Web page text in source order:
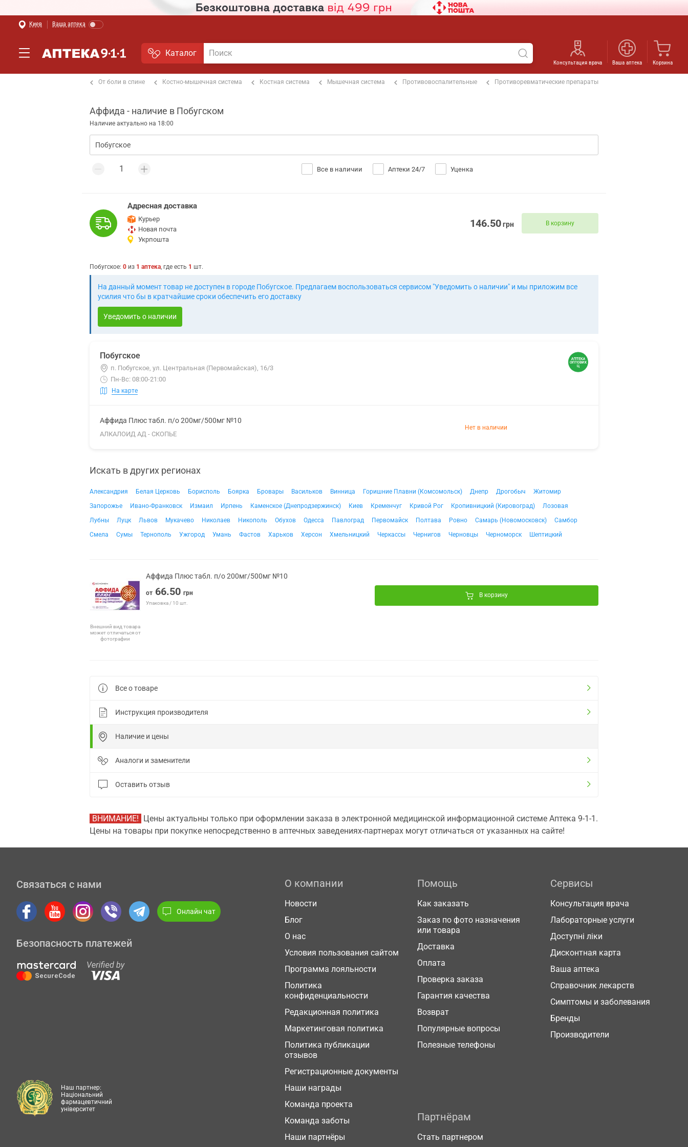
Киев Ваша аптека
Каталог
Консультация врача Ваша аптека Корзина
От боли в спине Костно-мышечная система Костная система Мышечная система Противовоспалительные Противоревматические препараты
Аффида - наличие в Побугском
Наличие актуально на 18:00
Все в наличии Аптеки 24/7 Уценка
Адресная доставка
Курьер
Новая почта
Укрпошта
146.50грн В корзину
Побугское: 0 из 1 аптека, где есть 1 шт.
На данный момент товар не доступен в городе Побугское. Предлагаем воспользоваться сервисом "Уведомить о наличии" и мы приложим все
усилия что бы в кратчайшие сроки обеспечить его доставку
Уведомить о наличии
Побугское
п. Побугское, ул. Центральная (Первомайская), 16/3
Пн-Вс: 08:00-21:00
На карте
Аффида Плюс табл. п/о 200мг/500мг №10
АЛКАЛОИД АД - СКОПЬЕ
Нет в наличии
Искать в других регионах
Александрия Белая Церковь Борисполь Боярка Бровары Васильков Винница Горишние Плавни (Комсомольск) Днепр Дрогобыч
Житомир
Запорожье
Ивано-Франковск Измаил Ирпень Каменское (Днепродзержинск) Киев Кременчуг Кривой Рог Кропивницкий (Кировоград)
Лозовая
Лубны
Луцк Львов Мукачево Николаев Никополь Обухов Одесса Павлоград Первомайск Полтава Ровно Самарь (Новомосковск)
Самбор
Смела
Сумы Тернополь Ужгород Умань Фастов Харьков Херсон Хмельницкий Черкассы Чернигов Черновцы Черноморск Шептицкий
Внешний вид товара
может отличаться от
фотографии
Аффида Плюс табл. п/о 200мг/500мг №10
от 66.50 грн
Упаковка / 10 шт.
В корзину
Все о товаре
Инструкция производителя
Наличие и цены
Аналоги и заменители
Оставить отзыв
ВНИМАНИЕ! Цены актуальны только при оформлении заказа в электронной медицинской информационной системе Аптека 9-1-1.
Цены на товары при покупке непосредственно в аптечных заведениях-партнерах могут отличаться от указанных на сайте!
Связаться с нами
Онлайн чат
Безопасность платежей
О компании
Новости
Блог
О нас
Условия пользования сайтом
Программа лояльности
Политика
конфиденциальности
Редакционная политика
Маркетинговая политика
Политика публикации
отзывов
Регистрационные документы
Наши награды
Команда проекта
Команда заботы
Наши партнёры
Помощь
Как заказать
Заказ по фото назначения
или товара
Доставка
Оплата
Проверка заказа
Гарантия качества
Возврат
Популярные вопросы
Полезные телефоны
Сервисы
Консультация врача
Лабораторные услуги
Доступні ліки
Дисконтная карта
Ваша аптека
Справочник лекарств
Симптомы и заболевания
Бренды
Производители
Партнёрам
Стать партнером
Наш партнер:
Національний
фармацевтичний
університет